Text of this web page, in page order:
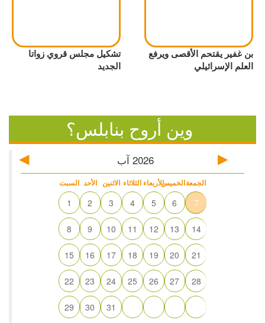
بن غفير يقتحم الأقصى ويرفع
العلم الإسرائيلي
تشكيل مجلس قروي زواتا
الجديد
وين أروح بنابلس؟
2026 آب
السبت الأحد الاثنين الثلاثاء الأربعاءالخميسالجمعة
1 2 3 4 5 6 7
8 9 10 11 12 13 14
15 16 17 18 19 20 21
22 23 24 25 26 27 28
29 30 31